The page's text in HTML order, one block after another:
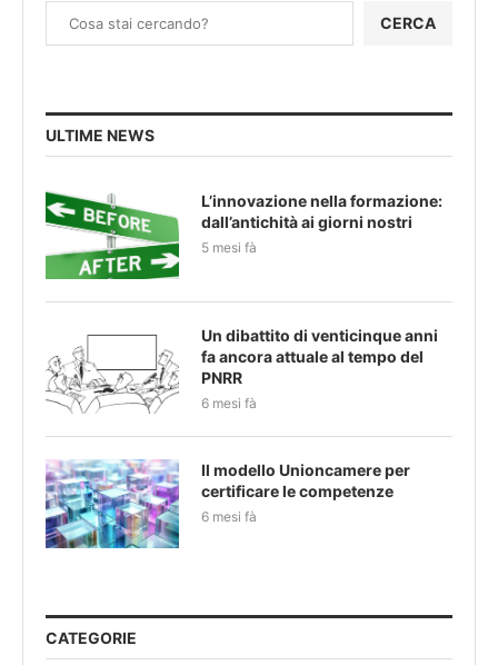
CERCA
ULTIME NEWS
L’innovazione nella formazione:
dall’antichità ai giorni nostri
5 mesi fà
Un dibattito di venticinque anni
fa ancora attuale al tempo del
PNRR
6 mesi fà
Il modello Unioncamere per
certificare le competenze
6 mesi fà
CATEGORIE